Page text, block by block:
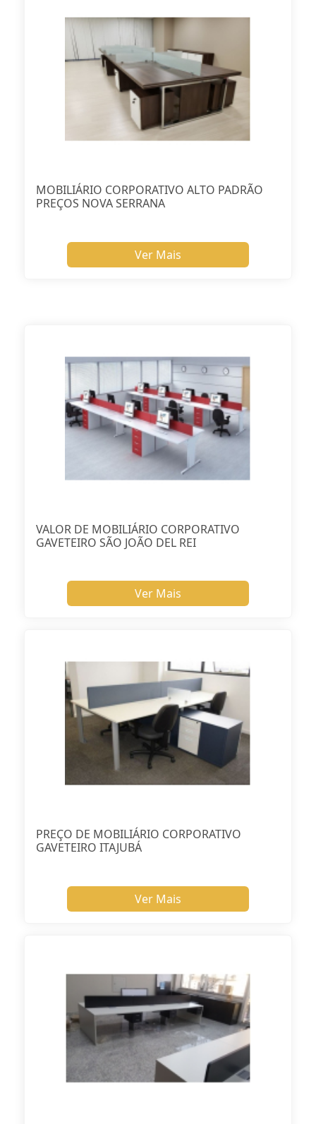
MOBILIÁRIO CORPORATIVO ALTO PADRÃO
PREÇOS NOVA SERRANA
Ver Mais
VALOR DE MOBILIÁRIO CORPORATIVO
GAVETEIRO SÃO JOÃO DEL REI
Ver Mais
PREÇO DE MOBILIÁRIO CORPORATIVO
GAVETEIRO ITAJUBÁ
Ver Mais